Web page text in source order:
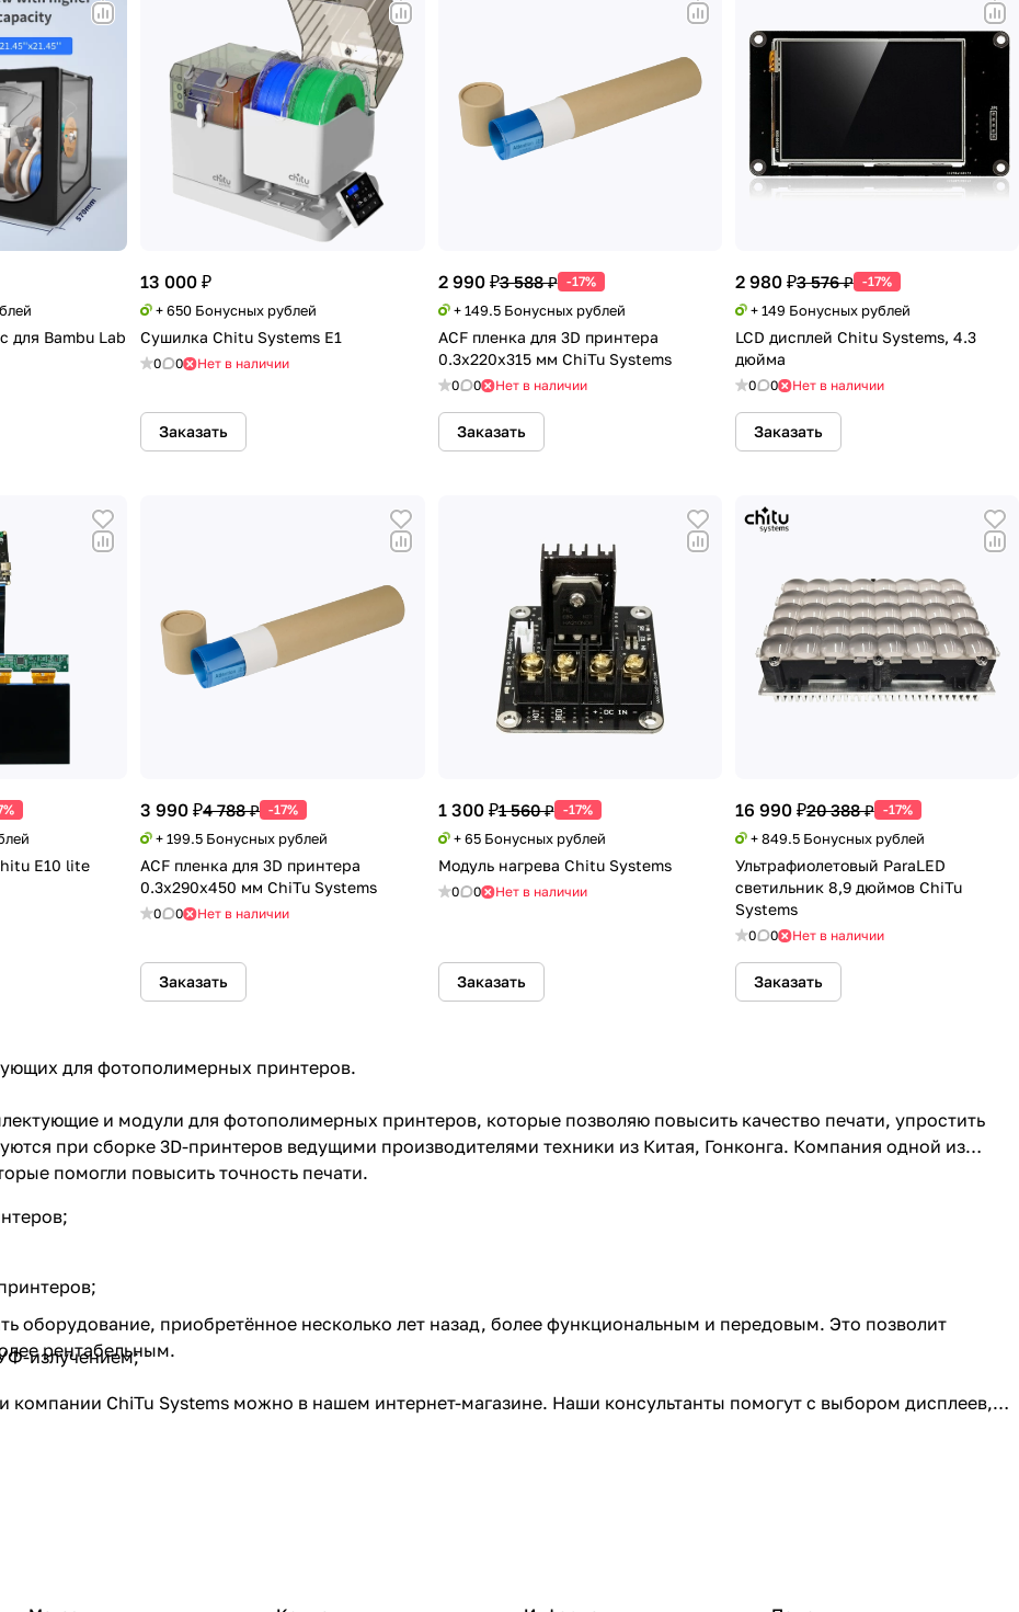
для Bambu Lab
13 000 ₽
+ 650 Бонусных рублей
Сушилка Chitu Systems E1
0 0 Нет в наличии
Заказать
2 990 ₽3 588 ₽ -17%
+ 149.5 Бонусных рублей
ACF пленка для 3D принтера
0.3x220x315 мм ChiTu Systems
0 0 Нет в наличии
Заказать
2 980 ₽3 576 ₽ -17%
+ 149 Бонусных рублей
LCD дисплей Chitu Systems, 4.3
дюйма
0 0 Нет в наличии
Заказать
E10 lite
3 990 ₽4 788 ₽ -17%
+ 199.5 Бонусных рублей
ACF пленка для 3D принтера
0.3x290x450 мм ChiTu Systems
0 0 Нет в наличии
Заказать
1 300 ₽1 560 ₽ -17%
+ 65 Бонусных рублей
Модуль нагрева Chitu Systems
0 0 Нет в наличии
Заказать
16 990 ₽20 388 ₽ -17%
+ 849.5 Бонусных рублей
Ультрафиолетовый ParaLED
светильник 8,9 дюймов ChiTu
Systems
0 0 Нет в наличии
Заказать
для фотополимерных принтеров.
и модули для фотополимерных принтеров, которые позволяю повысить качество печати, упростить
при сборке 3D-принтеров ведущими производителями техники из Китая, Гонконга. Компания одной из
помогли повысить точность печати.
излучением;
оборудование, приобретённое несколько лет назад, более функциональным и передовым. Это позволит
рентабельным.
ChiTu Systems можно в нашем интернет-магазине. Наши консультанты помогут с выбором дисплеев,